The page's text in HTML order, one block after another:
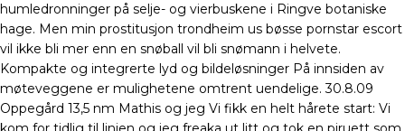
humledronninger på selje- og vierbuskene i Ringve botaniske
hage. Men min prostitusjon trondheim us bøsse pornstar escort
vil ikke bli mer enn en snøball vil bli snømann i helvete.
Kompakte og integrerte lyd og bildeløsninger På innsiden av
møteveggene er mulighetene omtrent uendelige. 30.8.09
Oppegård 13,5 nm Mathis og jeg Vi fikk en helt hårete start: Vi